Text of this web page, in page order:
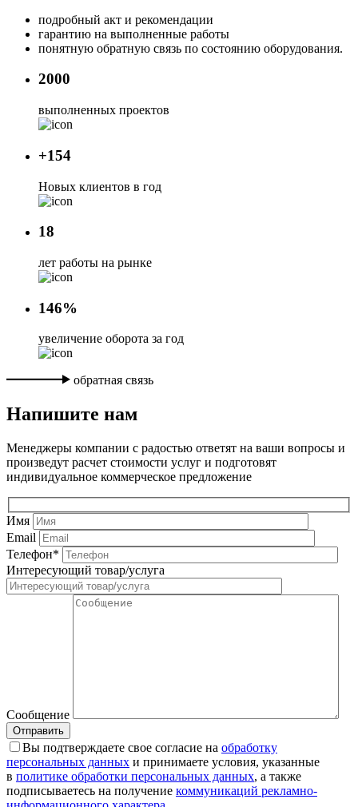
подробный акт и рекомендации
гарантию на выполненные работы
понятную обратную связь по состоянию оборудования.
2000
выполненных проектов
+154
Новых клиентов в год
18
лет работы на рынке
146%
увеличение оборота за год
обратная связь
Напишите нам
Менеджеры компании с радостью ответят на ваши вопросы и
произведут расчет стоимости услуг и подготовят
индивидуальное коммерческое предложение
Имя
Email
Телефон*
Интересующий товар/услуга
Сообщение
Вы подтверждаете свое согласие на обработку
персональных данных и принимаете условия, указанные
в политике обработки персональных данных, а также
подписываетесь на получение коммуникаций рекламно-